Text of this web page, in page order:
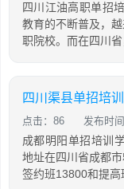
四川江油高职单招
教育的不断普及，
职院校。而在四川
四川渠县单招培
点击：86 发布时
成都明阳单招培训
地址在四川省成都
签约班13800和提